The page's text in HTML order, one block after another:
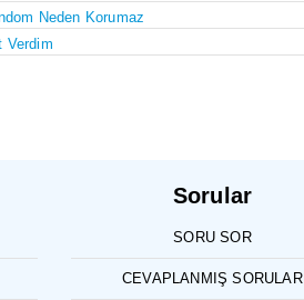
Neden Korumaz
Verdim
Sorular
SORU SOR
CEVAPLANMIŞ SORULAR